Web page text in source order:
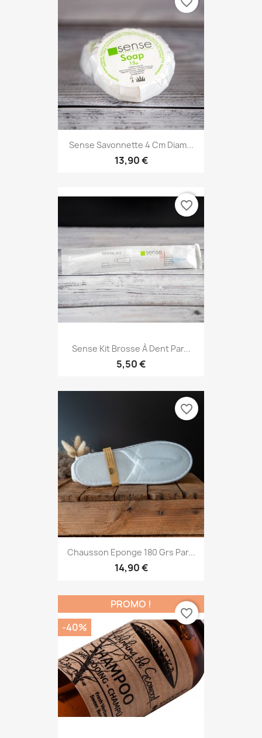
Sense Savonnette 4 Cm Diam...
13,90 €
Sense Kit Brosse À Dent Par...
5,50 €
favorite_border
Chausson Eponge 180 Grs Par...
14,90 €
favorite_border
PROMO !
-40%
favorite_border